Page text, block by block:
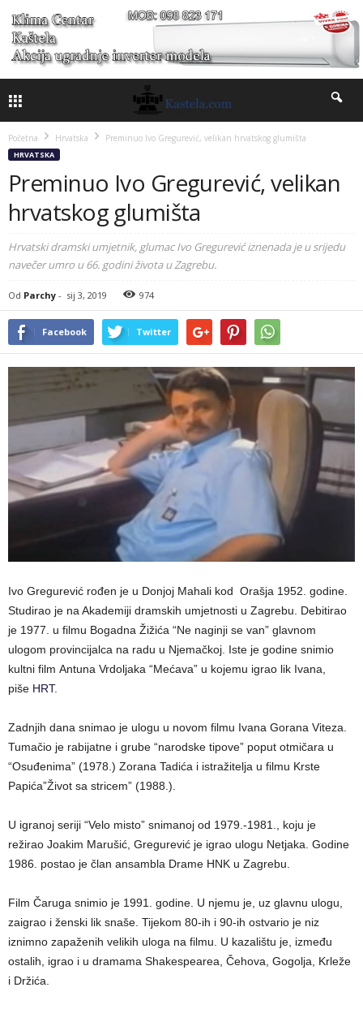
Početna Hrvatska Preminuo Ivo Gregurević, velikan hrvatskog glumišta
HRVATSKA
Preminuo Ivo Gregurević, velikan
hrvatskog glumišta
Hrvatski dramski umjetnik, glumac Ivo Gregurević iznenada je u srijedu
navečer umro u 66. godini života u Zagrebu.
Od Parchy - sij 3, 2019 974
Facebook Twitter
Ivo Gregurević rođen je u Donjoj Mahali kod Orašja 1952. godine.
Studirao je na Akademiji dramskih umjetnosti u Zagrebu. Debitirao
je 1977. u filmu Bogadna Žižića “Ne naginji se van” glavnom
ulogom provincijalca na radu u Njemačkoj. Iste je godine snimio
kultni film Antuna Vrdoljaka “Mećava” u kojemu igrao lik Ivana,
piše HRT.
Zadnjih dana snimao je ulogu u novom filmu Ivana Gorana Viteza.
Tumačio je rabijatne i grube “narodske tipove” poput otmičara u
“Osuđenima” (1978.) Zorana Tadića i istražitelja u filmu Krste
Papića”Život sa stricem” (1988.).
U igranoj seriji “Velo misto” snimanoj od 1979.-1981., koju je
režirao Joakim Marušić, Gregurević je igrao ulogu Netjaka. Godine
1986. postao je član ansambla Drame HNK u Zagrebu.
Film Čaruga snimio je 1991. godine. U njemu je, uz glavnu ulogu,
zaigrao i ženski lik snaše. Tijekom 80-ih i 90-ih ostvario je niz
iznimno zapaženih velikih uloga na filmu. U kazalištu je, između
ostalih, igrao i u dramama Shakespearea, Čehova, Gogolja, Krleže
i Držića.